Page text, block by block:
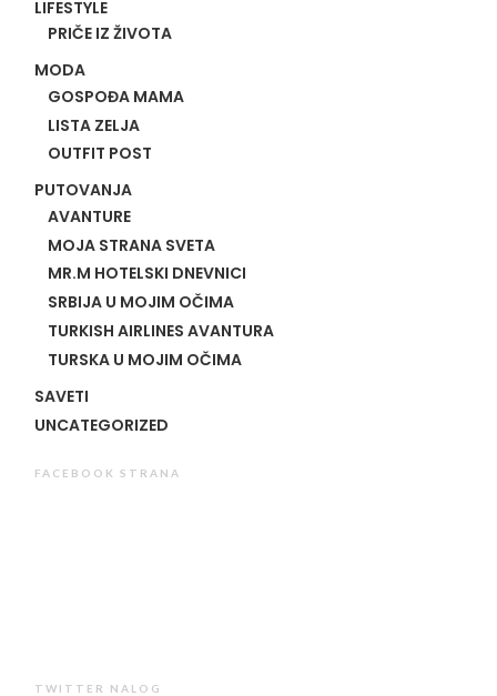
LIFESTYLE
PRIČE IZ ŽIVOTA
MODA
GOSPOĐA MAMA
LISTA ZELJA
OUTFIT POST
PUTOVANJA
AVANTURE
MOJA STRANA SVETA
MR.M HOTELSKI DNEVNICI
SRBIJA U MOJIM OČIMA
TURKISH AIRLINES AVANTURA
TURSKA U MOJIM OČIMA
SAVETI
UNCATEGORIZED
FACEBOOK STRANA
TWITTER NALOG